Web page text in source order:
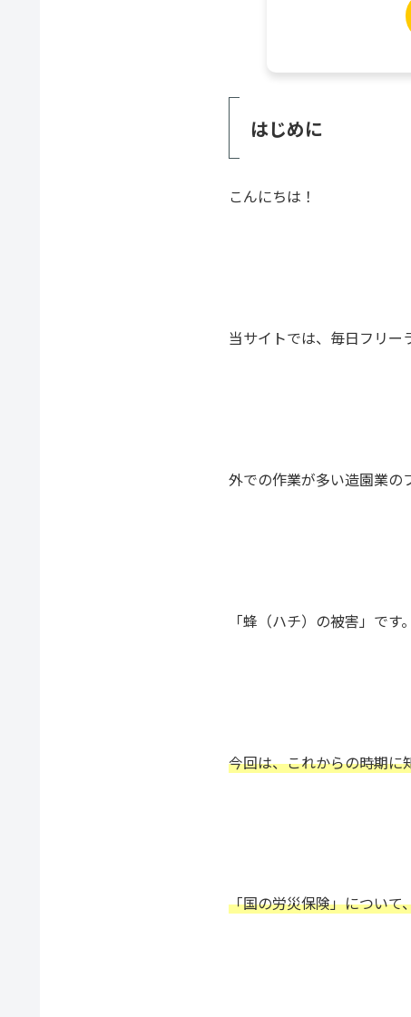
はじめに
こんにちは！
当サイトでは、毎日フリー
外での作業が多い造園業の
「蜂（ハチ）の被害」です。
今回は、これからの時期に
「国の労災保険」について